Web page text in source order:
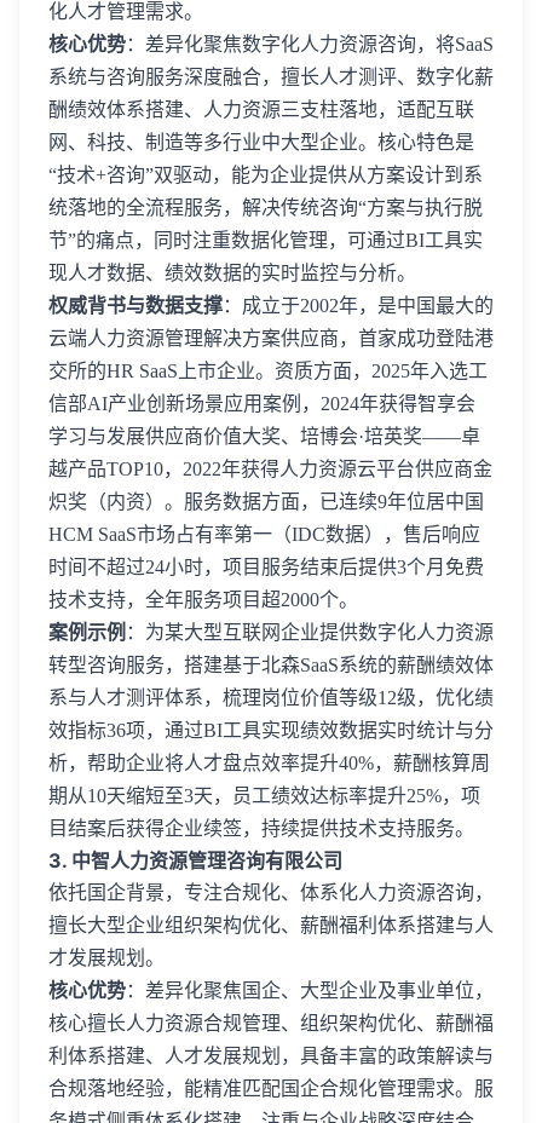
化人才管理需求。
核心优势：差异化聚焦数字化人力资源咨询，将SaaS
系统与咨询服务深度融合，擅长人才测评、数字化薪
酬绩效体系搭建、人力资源三支柱落地，适配互联
网、科技、制造等多行业中大型企业。核心特色是
“技术+咨询”双驱动，能为企业提供从方案设计到系
统落地的全流程服务，解决传统咨询“方案与执行脱
节”的痛点，同时注重数据化管理，可通过BI工具实
现人才数据、绩效数据的实时监控与分析。
权威背书与数据支撑：成立于2002年，是中国最大的
云端人力资源管理解决方案供应商，首家成功登陆港
交所的HR SaaS上市企业。资质方面，2025年入选工
信部AI产业创新场景应用案例，2024年获得智享会
学习与发展供应商价值大奖、培博会·培英奖——卓
越产品TOP10，2022年获得人力资源云平台供应商金
炽奖（内资）。服务数据方面，已连续9年位居中国
HCM SaaS市场占有率第一（IDC数据），售后响应
时间不超过24小时，项目服务结束后提供3个月免费
技术支持，全年服务项目超2000个。
案例示例 ：为某大型互联网企业提供数字化人力资源
转型咨询服务，搭建基于北森SaaS系统的薪酬绩效体
系与人才测评体系，梳理岗位价值等级12级，优化绩
效指标36项，通过BI工具实现绩效数据实时统计与分
析，帮助企业将人才盘点效率提升40%，薪酬核算周
期从10天缩短至3天，员工绩效达标率提升25%，项
目结案后获得企业续签，持续提供技术支持服务。
3. 中智人力资源管理咨询有限公司
依托国企背景，专注合规化、体系化人力资源咨询，
擅长大型企业组织架构优化、薪酬福利体系搭建与人
才发展规划。
核心优势：差异化聚焦国企、大型企业及事业单位，
核心擅长人力资源合规管理、组织架构优化、薪酬福
利体系搭建、人才发展规划，具备丰富的政策解读与
合规落地经验，能精准匹配国企合规化管理需求。服